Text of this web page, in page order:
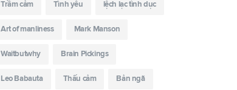
Trầm cảm Tình yêu lệch lạc tình dục
Art of manliness Mark Manson
Waitbutwhy Brain Pickings
Leo Babauta Thấu cảm Bản ngã